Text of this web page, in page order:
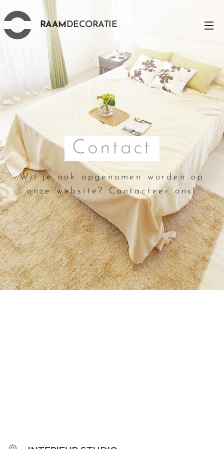
RAAMDECORATIE
Contact
Wil je ook opgenomen worden op
onze website? Contacteer ons!